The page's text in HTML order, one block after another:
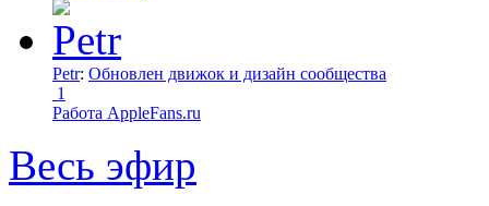
Petr: Обновлен движок и дизайн сообщества
1
Работа AppleFans.ru
Весь эфир